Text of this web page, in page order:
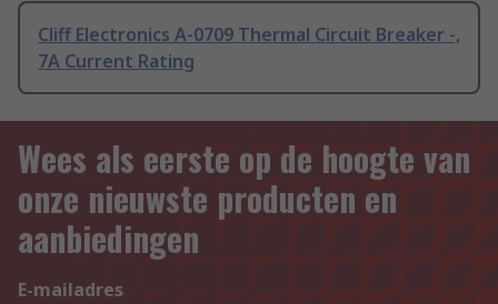
Cliff Electronics A-0709 Thermal Circuit Breaker -,
7A Current Rating
Wees als eerste op de hoogte van
onze nieuwste producten en
aanbiedingen
E-mailadres